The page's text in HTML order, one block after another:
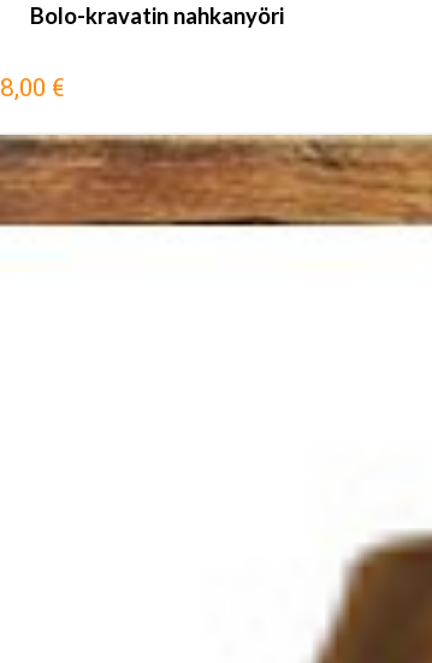
Bolo-kravatin nahkanyöri
8,00 €